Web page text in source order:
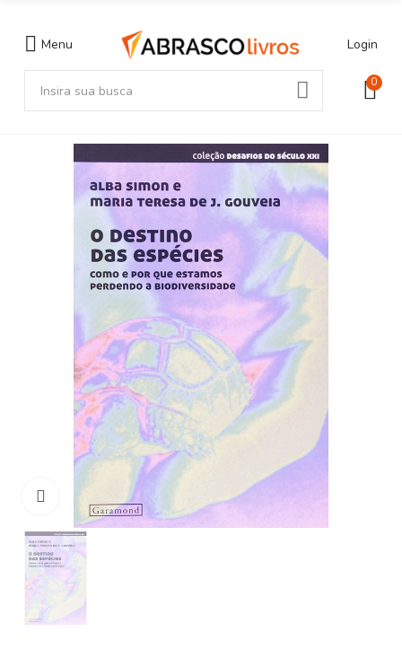
Menu Login
0
Clique para ampliar